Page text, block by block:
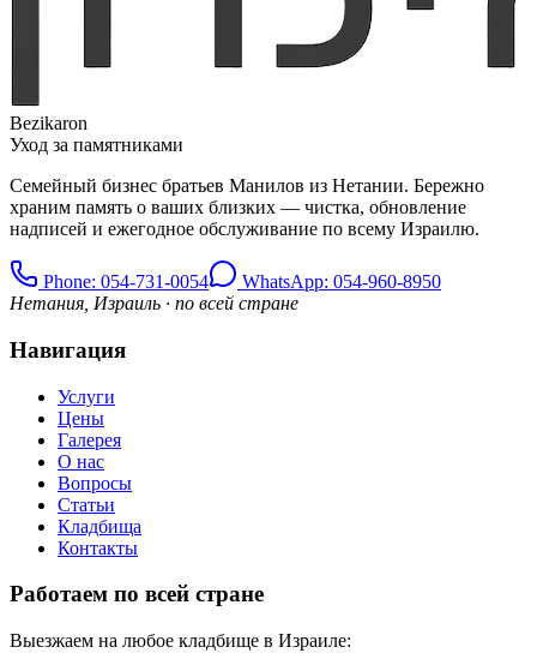
Bezikaron
Уход за памятниками
Семейный бизнес братьев Манилов из Нетании. Бережно
храним память о ваших близких — чистка, обновление
надписей и ежегодное обслуживание по всему Израилю.
Phone: 054-731-0054
WhatsApp: 054-960-8950
Нетания, Израиль · по всей стране
Навигация
Услуги
Цены
Галерея
О нас
Вопросы
Статьи
Кладбища
Контакты
Работаем по всей стране
Выезжаем на любое кладбище в Израиле: